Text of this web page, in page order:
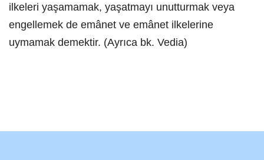
ilkeleri yaşamamak, yaşatmayı unutturmak veya
engellemek de emânet ve emânet ilkelerine
uymamak demektir. (Ayrıca bk. Vedia)